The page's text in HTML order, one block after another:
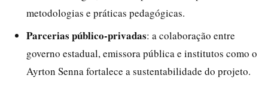
metodologias e práticas pedagógicas.
Parcerias público-privadas: a colaboração entre
governo estadual, emissora pública e institutos como o
Ayrton Senna fortalece a sustentabilidade do projeto.